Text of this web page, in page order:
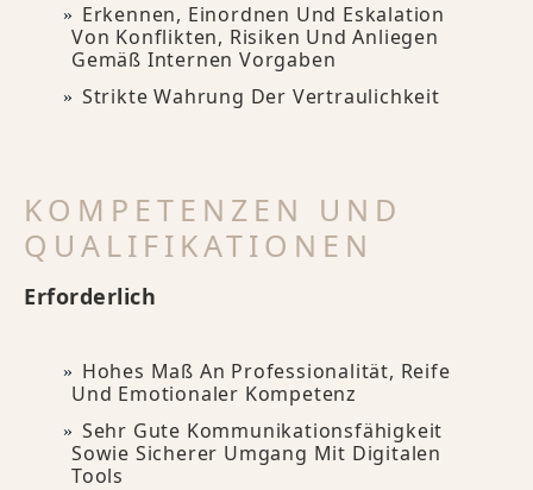
Erkennen, Einordnen Und Eskalation
Von Konflikten, Risiken Und Anliegen
Gemäß Internen Vorgaben
Strikte Wahrung Der Vertraulichkeit
KOMPETENZEN UND
QUALIFIKATIONEN
Erforderlich
Hohes Maß An Professionalität, Reife
Und Emotionaler Kompetenz
Sehr Gute Kommunikationsfähigkeit
Sowie Sicherer Umgang Mit Digitalen
Tools